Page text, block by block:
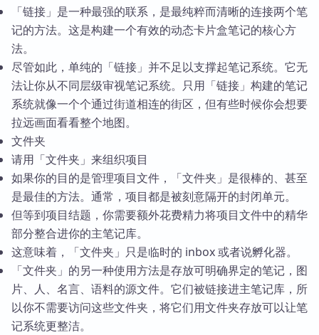
「链接」是一种最强的联系，是最纯粹而清晰的连接两个笔
记的方法。这是构建一个有效的动态卡片盒笔记的核心方
法。
尽管如此，单纯的「链接」并不足以支撑起笔记系统。它无
法让你从不同层级审视笔记系统。只用「链接」构建的笔记
系统就像一个个通过街道相连的街区，但有些时候你会想要
拉远画面看看整个地图。
文件夹
请用「文件夹」来组织项目
如果你的目的是管理项目文件，「文件夹」是很棒的、甚至
是最佳的方法。通常，项目都是被刻意隔开的封闭单元。
但等到项目结题，你需要额外花费精力将项目文件中的精华
部分整合进你的主笔记库。
这意味着，「文件夹」只是临时的 inbox 或者说孵化器。
「文件夹」的另一种使用方法是存放可明确界定的笔记，图
片、人、名言、语料的源文件。它们被链接进主笔记库，所
以你不需要访问这些文件夹，将它们用文件夹存放可以让笔
记系统更整洁。